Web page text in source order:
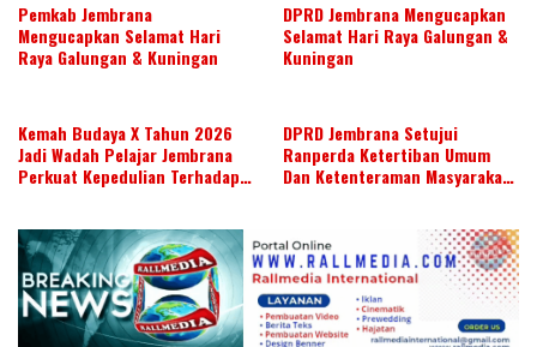
Pemkab Jembrana
Mengucapkan Selamat Hari
Raya Galungan & Kuningan
DPRD Jembrana Mengucapkan
Selamat Hari Raya Galungan &
Kuningan
Kemah Budaya X Tahun 2026
Jadi Wadah Pelajar Jembrana
Perkuat Kepedulian Terhadap
DPRD Jembrana Setujui
Ranperda Ketertiban Umum
Dan Ketenteraman Masyarakat